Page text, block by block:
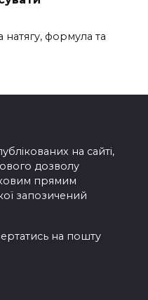
натягу, формула та
на сайті,
дозволу
прямим
запозичений
на пошту